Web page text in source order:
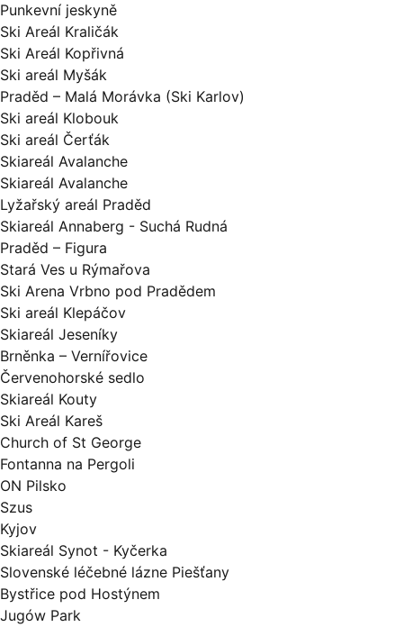
Punkevní jeskyně
Ski Areál Kraličák
Ski Areál Kopřivná
Ski areál Myšák
Praděd – Malá Morávka (Ski Karlov)
Ski areál Klobouk
Ski areál Čerťák
Skiareál Avalanche
Skiareál Avalanche
Lyžařský areál Praděd
Skiareál Annaberg - Suchá Rudná
Praděd – Figura
Stará Ves u Rýmařova
Ski Arena Vrbno pod Pradědem
Ski areál Klepáčov
Skiareál Jeseníky
Brněnka – Vernířovice
Červenohorské sedlo
Skiareál Kouty
Ski Areál Kareš
Church of St George
Fontanna na Pergoli
ON Pilsko
Szus
Kyjov
Skiareál Synot - Kyčerka
Slovenské léčebné lázne Piešťany
Bystřice pod Hostýnem
Jugów Park